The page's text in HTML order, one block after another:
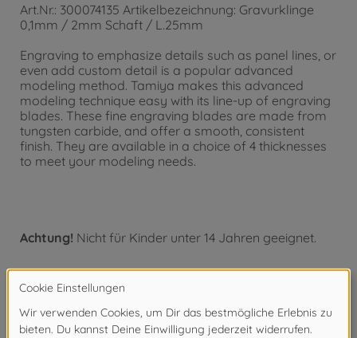
Art.Nr.: 300074135 Artikelbezeichnung: Gravurklinge
0,1mm / 2mm Schaft / L.25mm
Engraving to emphasize details such as panel lines, or
even add custom detail is a popular advanced
modeling method. Tamiya makes this advanced
modeling technique easy with its line-up of engraving
blades. These fine engraving blades are made from
tungsten carbide, and offer a smooth, consistent
finish. They are available in a choice of 4 thicknesses
to meet your modeling needs.
Achtung! Nicht für Kinder unter 14 Jahren geeignet.
Produktdetails